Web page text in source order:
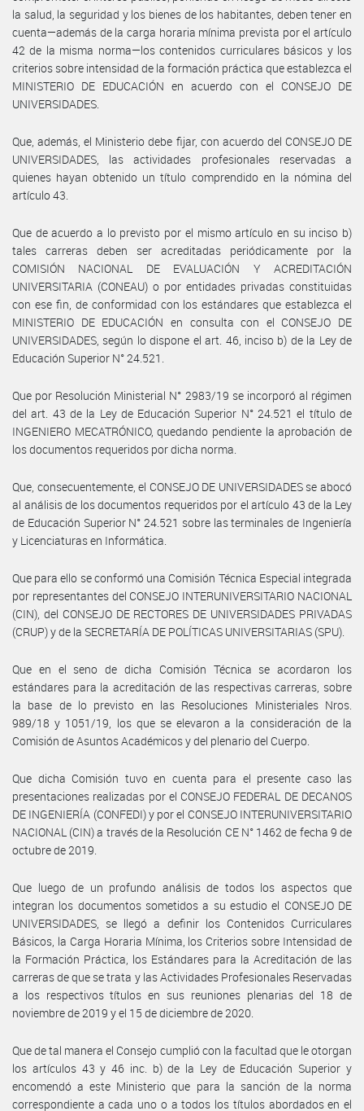
la salud, la seguridad y los bienes de los habitantes, deben tener en
cuenta—además de la carga horaria mínima prevista por el artículo
42 de la misma norma—los contenidos curriculares básicos y los
criterios sobre intensidad de la formación práctica que establezca el
MINISTERIO DE EDUCACIÓN en acuerdo con el CONSEJO DE
UNIVERSIDADES.
Que, además, el Ministerio debe fijar, con acuerdo del CONSEJO DE
UNIVERSIDADES, las actividades profesionales reservadas a
quienes hayan obtenido un título comprendido en la nómina del
artículo 43.
Que de acuerdo a lo previsto por el mismo artículo en su inciso b)
tales carreras deben ser acreditadas periódicamente por la
COMISIÓN NACIONAL DE EVALUACIÓN Y ACREDITACIÓN
UNIVERSITARIA (CONEAU) o por entidades privadas constituidas
con ese fin, de conformidad con los estándares que establezca el
MINISTERIO DE EDUCACIÓN en consulta con el CONSEJO DE
UNIVERSIDADES, según lo dispone el art. 46, inciso b) de la Ley de
Educación Superior N° 24.521.
Que por Resolución Ministerial N° 2983/19 se incorporó al régimen
del art. 43 de la Ley de Educación Superior N° 24.521 el título de
INGENIERO MECATRÓNICO, quedando pendiente la aprobación de
los documentos requeridos por dicha norma.
Que, consecuentemente, el CONSEJO DE UNIVERSIDADES se abocó
al análisis de los documentos requeridos por el artículo 43 de la Ley
de Educación Superior N° 24.521 sobre las terminales de Ingeniería
y Licenciaturas en Informática.
Que para ello se conformó una Comisión Técnica Especial integrada
por representantes del CONSEJO INTERUNIVERSITARIO NACIONAL
(CIN), del CONSEJO DE RECTORES DE UNIVERSIDADES PRIVADAS
(CRUP) y de la SECRETARÍA DE POLÍTICAS UNIVERSITARIAS (SPU).
Que en el seno de dicha Comisión Técnica se acordaron los
estándares para la acreditación de las respectivas carreras, sobre
la base de lo previsto en las Resoluciones Ministeriales Nros.
989/18 y 1051/19, los que se elevaron a la consideración de la
Comisión de Asuntos Académicos y del plenario del Cuerpo.
Que dicha Comisión tuvo en cuenta para el presente caso las
presentaciones realizadas por el CONSEJO FEDERAL DE DECANOS
DE INGENIERÍA (CONFEDI) y por el CONSEJO INTERUNIVERSITARIO
NACIONAL (CIN) a través de la Resolución CE N° 1462 de fecha 9 de
octubre de 2019.
Que luego de un profundo análisis de todos los aspectos que
integran los documentos sometidos a su estudio el CONSEJO DE
UNIVERSIDADES, se llegó a definir los Contenidos Curriculares
Básicos, la Carga Horaria Mínima, los Criterios sobre Intensidad de
la Formación Práctica, los Estándares para la Acreditación de las
carreras de que se trata y las Actividades Profesionales Reservadas
a los respectivos títulos en sus reuniones plenarias del 18 de
noviembre de 2019 y el 15 de diciembre de 2020.
Que de tal manera el Consejo cumplió con la facultad que le otorgan
los artículos 43 y 46 inc. b) de la Ley de Educación Superior y
encomendó a este Ministerio que para la sanción de la norma
correspondiente a cada uno o a todos los títulos abordados en el